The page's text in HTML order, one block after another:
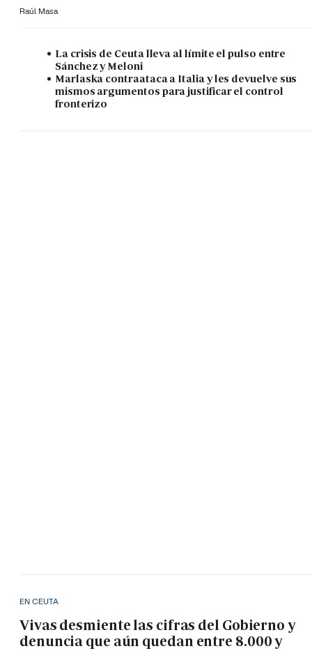
Raúl Masa
La crisis de Ceuta lleva al límite el pulso entre
Sánchez y Meloni
Marlaska contraataca a Italia y les devuelve sus
mismos argumentos para justificar el control
fronterizo
EN CEUTA
Vivas desmiente las cifras del Gobierno y
denuncia que aún quedan entre 8.000 y